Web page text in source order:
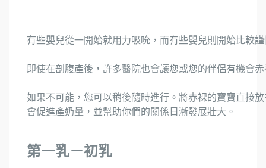
有些嬰兒從一開始就用力吸吮，而有些嬰兒則開始比較
即使在剖腹產後，許多醫院也會讓您或您的伴侶有機會
如果不可能，您可以稍後隨時進行。將赤裸的寶寶直接
會促進產奶量，並幫助你們的關係日漸發展壯大。
第一乳－初乳